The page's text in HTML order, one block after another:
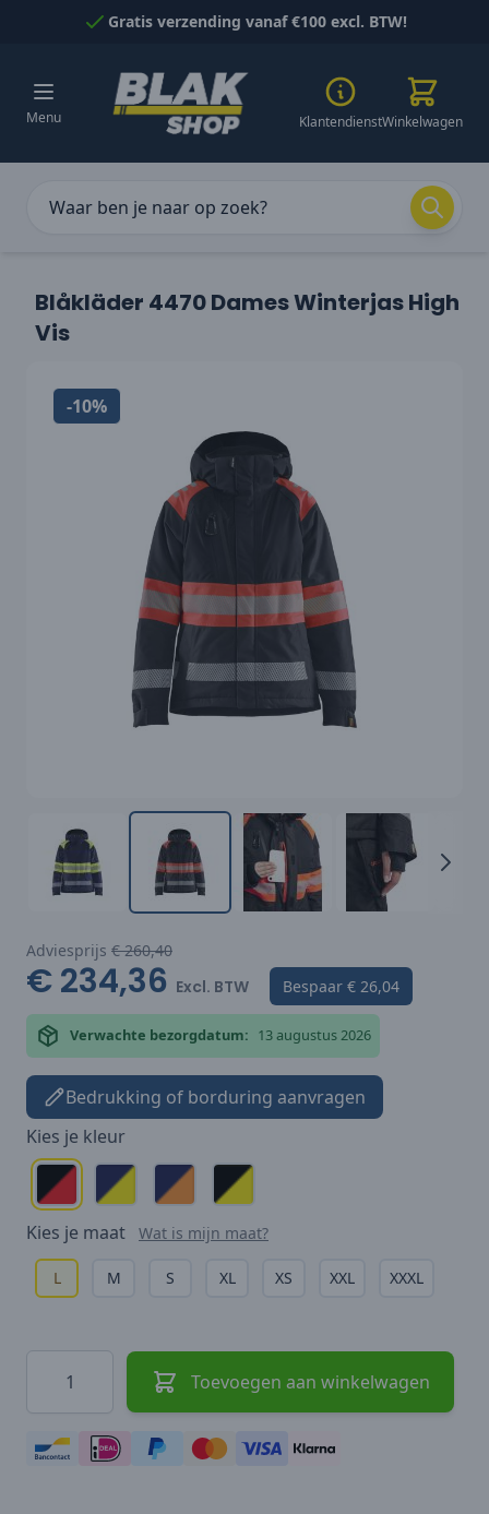
Naar inhoud gaanGratis verzending vanaf €100 excl. BTW!
Menu KlantendienstWinkelwagen
Blåkläder 4470 Dames Winterjas High
Vis
-10%
Adviesprijs € 260,40
€ 234,36 Excl. BTW Bespaar € 26,04
Verwachte bezorgdatum: 13 augustus 2026
Bedrukking of borduring aanvragen
Kies je kleur
Kies je maat Wat is mijn maat?
L M S XL XS XXL XXXL
Hoeveelheid
Toevoegen aan winkelwagen